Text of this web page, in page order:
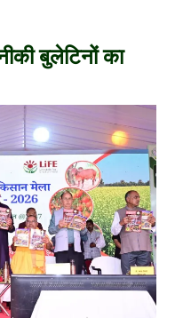
बुलेटिनों का